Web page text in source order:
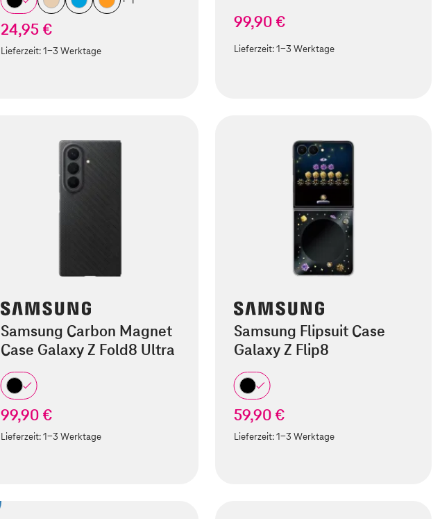
24,95 €
Lieferzeit:1-3 Werktage
99,90 €
Lieferzeit:1-3 Werktage
Samsung Carbon Magnet
Case Galaxy Z Fold8 Ultra
99,90 €
Lieferzeit:1-3 Werktage
Samsung Flipsuit Case
Galaxy Z Flip8
59,90 €
Lieferzeit:1-3 Werktage